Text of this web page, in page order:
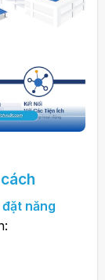
đặt năng